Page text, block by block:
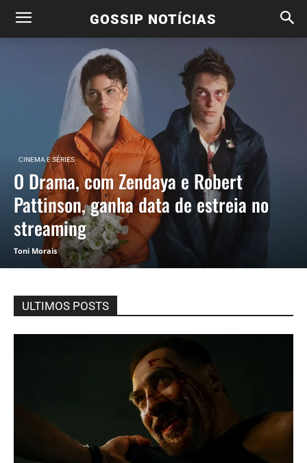
GOSSIP NOTÍCIAS
CINEMA E SÉRIES
O Drama, com Zendaya e Robert
Pattinson, ganha data de estreia no
streaming
Toni Morais
ULTIMOS POSTS